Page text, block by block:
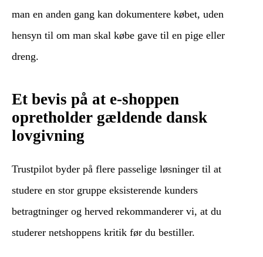
man en anden gang kan dokumentere købet, uden
hensyn til om man skal købe gave til en pige eller
dreng.
Et bevis på at e-shoppen
opretholder gældende dansk
lovgivning
Trustpilot byder på flere passelige løsninger til at
studere en stor gruppe eksisterende kunders
betragtninger og herved rekommanderer vi, at du
studerer netshoppens kritik før du bestiller.